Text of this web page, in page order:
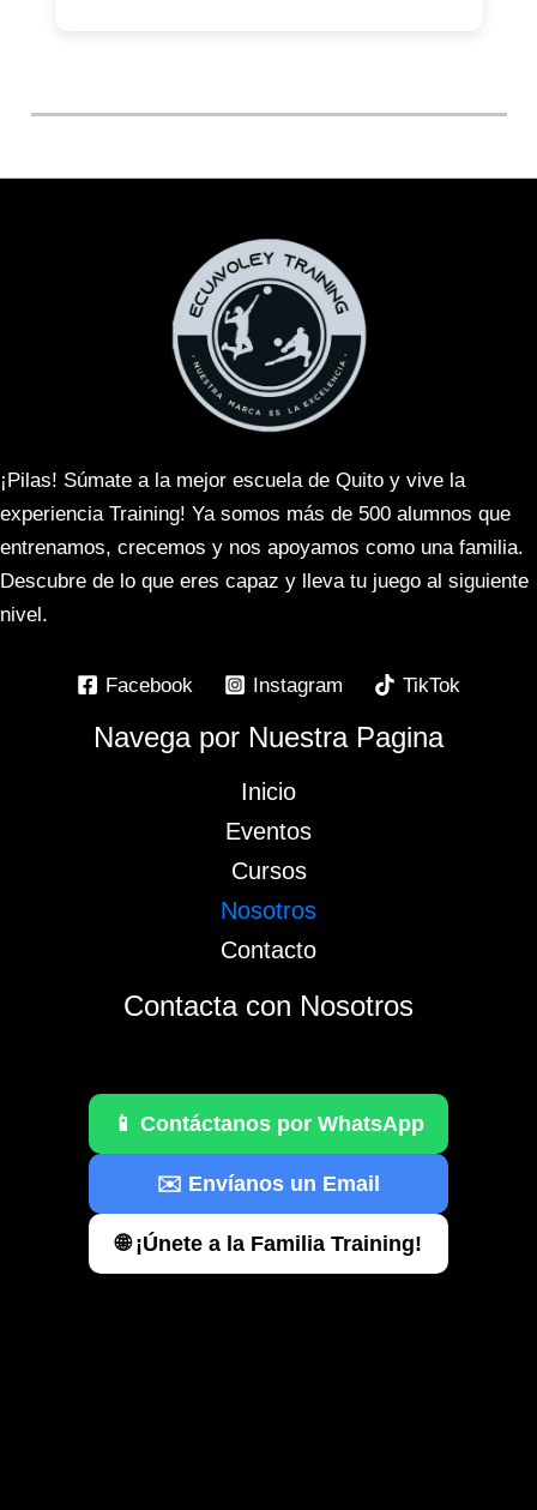
¡Pilas! Súmate a la mejor escuela de Quito y vive la
experiencia Training! Ya somos más de 500 alumnos que
entrenamos, crecemos y nos apoyamos como una familia.
Descubre de lo que eres capaz y lleva tu juego al siguiente
nivel.
Facebook Instagram TikTok
Navega por Nuestra Pagina
Inicio
Eventos
Cursos
Nosotros
Contacto
Contacta con Nosotros
📱 Contáctanos por WhatsApp
✉️ Envíanos un Email
🌐 ¡Únete a la Familia Training!